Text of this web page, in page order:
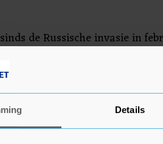
Details
de Russische invasie in
Duitsland is daarbij een
ook een steunpakket voor de